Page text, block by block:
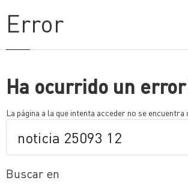
Error
Ha ocurrido un
La página a la que intenta acceder no se encuentra
Buscar en